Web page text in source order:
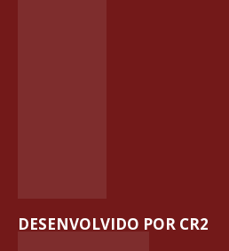
DESENVOLVIDO POR CR2